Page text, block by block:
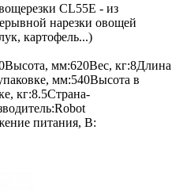
CL55E - из
нарезки овощей
картофель...)
Высота, мм:620Вес, кг:8Длина
мм:540Высота в
кг:8.5Страна-
Robot
питания, В: